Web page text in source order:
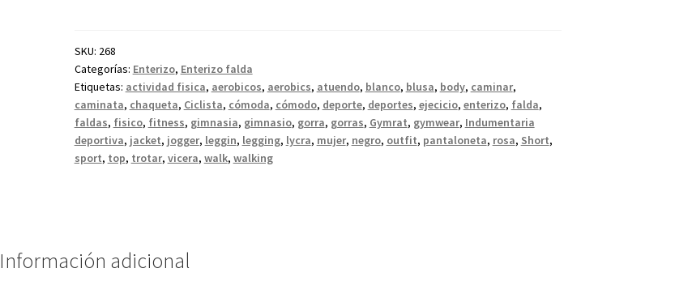
SKU: 268
Categorías: Enterizo, Enterizo falda
Etiquetas: actividad fisica, aerobicos, aerobics, atuendo, blanco, blusa, body, caminar,
caminata, chaqueta, Ciclista, cómoda, cómodo, deporte, deportes, ejecicio, enterizo, falda,
faldas, fisico, fitness, gimnasia, gimnasio, gorra, gorras, Gymrat, gymwear, Indumentaria
deportiva, jacket, jogger, leggin, legging, lycra, mujer, negro, outfit, pantaloneta, rosa, Short,
sport, top, trotar, vicera, walk, walking
Información adicional